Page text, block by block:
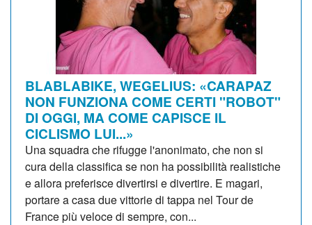
BLABLABIKE, WEGELIUS: «CARAPAZ
NON FUNZIONA COME CERTI "ROBOT"
DI OGGI, MA COME CAPISCE IL
CICLISMO LUI...»
Una squadra che rifugge l'anonimato, che non si
cura della classifica se non ha possibilità realistiche
e allora preferisce divertirsi e divertire. E magari,
portare a casa due vittorie di tappa nel Tour de
France più veloce di sempre, con...